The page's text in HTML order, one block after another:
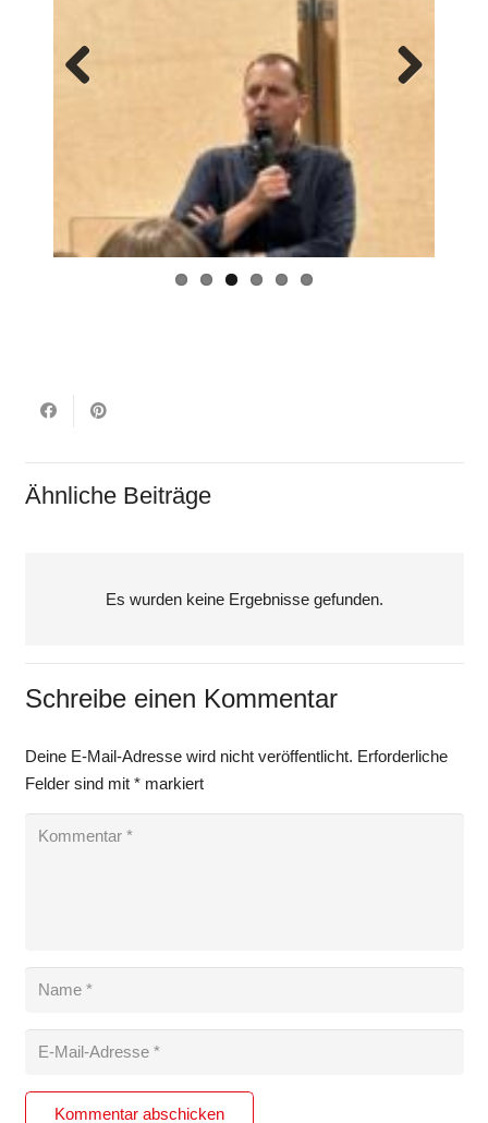
Ähnliche Beiträge
Es wurden keine Ergebnisse gefunden.
Schreibe einen Kommentar
Deine E-Mail-Adresse wird nicht veröffentlicht. Erforderliche
Felder sind mit *markiert
Kommentar abschicken